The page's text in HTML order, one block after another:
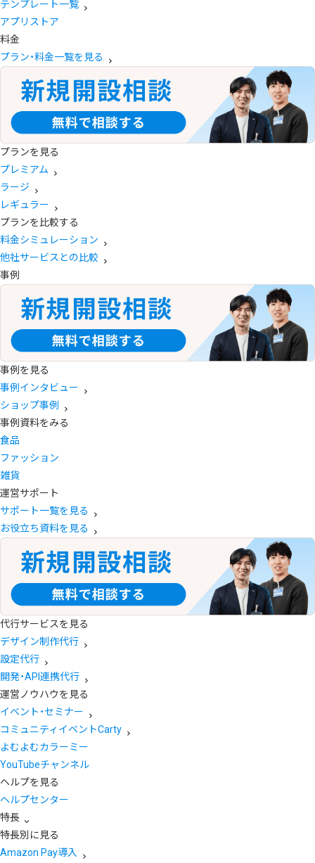
テンプレート一覧
アプリストア
料金
プラン・料金一覧を見る
プランを見る
プレミアム
ラージ
レギュラー
プランを比較する
料金シミュレーション
他社サービスとの比較
事例
事例を見る
事例インタビュー
ショップ事例
事例資料をみる
食品
ファッション
雑貨
運営サポート
サポート一覧を見る
お役立ち資料を見る
代行サービスを見る
デザイン制作代行
設定代行
開発・API連携代行
運営ノウハウを見る
イベント・セミナー
コミュニティイベントCarty
よむよむカラーミー
YouTubeチャンネル
ヘルプを見る
ヘルプセンター
特長
特長別に見る
Amazon Pay導入